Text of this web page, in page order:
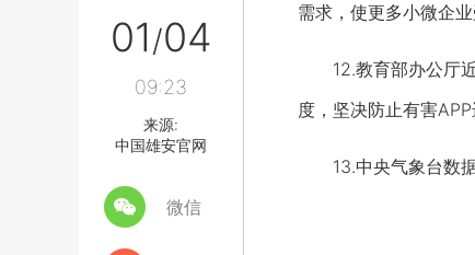
01/04
09:23
来源:
中国雄安官网
微信
需求，使更多小微企业
12.教育部办公厅近
度，坚决防止有害APP
13.中央气象台数据